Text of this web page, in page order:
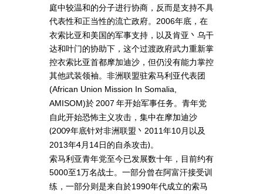
庭中较温和的分子进行协商，反而是支持不具
代表性和正当性的流亡政府。 2006年底，在
衣索比亚和美国的军事支持，以及肯亚丶乌干
达和叶门的协助下，这个过渡政府武力重新掌
控衣索比亚首都摩加迪沙，但仍没有能力掌控
其他武装领袖。非洲联盟驻索马利亚代表团
(African Union Mission In Somalia,
AMISOM)於 2007 年开始军事任务。青年党
自此开始恐怖主义攻击，集中在摩加迪沙
(2009年底针对非洲联盟丶 2011年10月以及
2013年4月 14日的自杀攻击)。
索马利亚青年党至今已发展数十年，目前约有
5000至1万名战士。一部分曾在阿富汗接受训
练，一部分则是来自於1990年代成立的索马